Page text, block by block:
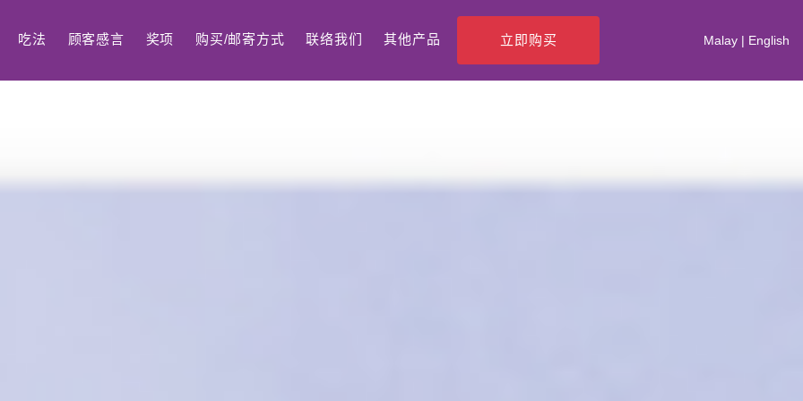
吃法 顾客感言 奖项 购买/邮寄方式 联络我们 其他产品 立即购买 Malay | English